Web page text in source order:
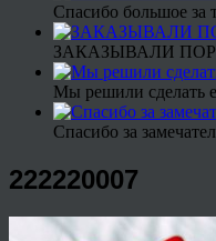
Спасибо большое за
ЗАКАЗЫВАЛИ
Мы решили сделать
Спасибо за
222220007